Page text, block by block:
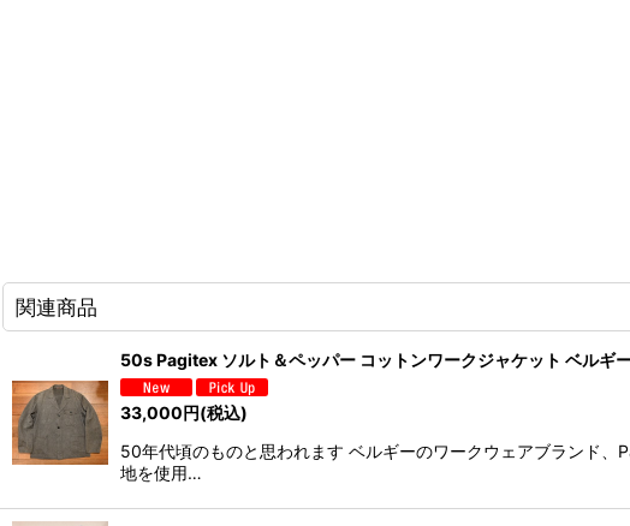
関連商品
50s Pagitex ソルト＆ペッパー コットンワークジャケット ベル
33,000円(税込)
50年代頃のものと思われます ベルギーのワークウェアブランド
地を使用…